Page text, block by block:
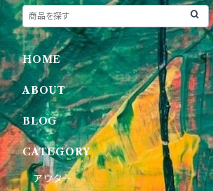
HOME
ABOUT
BLOG
CATEGORY
アウター